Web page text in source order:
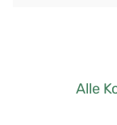
Alle